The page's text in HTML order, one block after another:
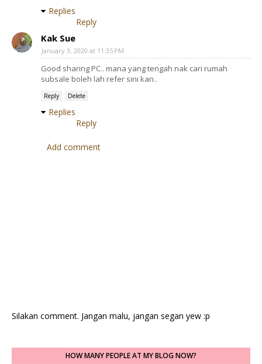
Replies
Reply
Kak Sue
January 3, 2020 at 11:35 PM
Good sharing PC.. mana yang tengah nak cari rumah
subsale boleh lah refer sini kan..
Reply Delete
Replies
Reply
Add comment
Silakan comment. Jangan malu, jangan segan yew :p
HOW MANY PEOPLE AT MY BLOG NOW?